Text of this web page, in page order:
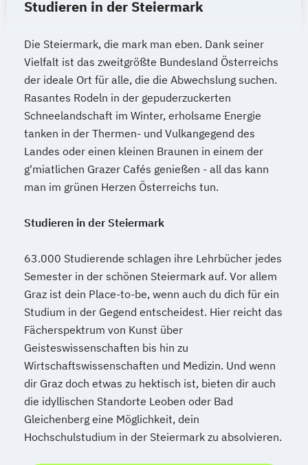
Heilpädagogik
Heilpädagogik/Inklusionspädagogik
Hotelmanagement (DE/EN)
IT-Betriebswirt/in IT-Management
Immobilienmanagement
Immobilienmanagement für
Immobilienkaufleute
Immobilienwirtschaft Informatik
Information Technology Management
Innovation and Entrepreneurship (DE/EN)
(DE/EN)
International Management (DE/EN)
Internationales Marketing
Journalismus und digitale Kommunikation
Kindheitspädagogik
Kommunikationsdesign
Kommunikationspsychologie
Kultur- und Medienpädagogik
Logistikmanagement Logopädie
Studieren in der Steiermark
Die Steiermark, die mark man eben. Dank seiner
Vielfalt ist das zweitgrößte Bundesland Österreichs
der ideale Ort für alle, die die Abwechslung suchen.
Rasantes Rodeln in der gepuderzuckerten
Schneelandschaft im Winter, erholsame Energie
tanken in der Thermen- und Vulkangegend des
Landes oder einen kleinen Braunen in einem der
g'miatlichen Grazer Cafés genießen - all das kann
man im grünen Herzen Österreichs tun.
Studieren in der Steiermark
63.000 Studierende schlagen ihre Lehrbücher jedes
Semester in der schönen Steiermark auf. Vor allem
Graz ist dein Place-to-be, wenn auch du dich für ein
Studium in der Gegend entscheidest. Hier reicht das
Fächerspektrum von Kunst über
Geisteswissenschaften bis hin zu
Wirtschaftswissenschaften und Medizin. Und wenn
dir Graz doch etwas zu hektisch ist, bieten dir auch
die idyllischen Standorte Leoben oder Bad
Gleichenberg eine Möglichkeit, dein
Hochschulstudium in der Steiermark zu absolvieren.